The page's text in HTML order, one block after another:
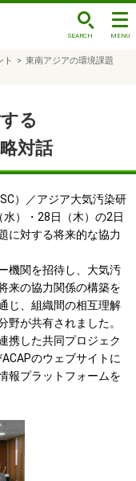
ト > 東南アジアの環境課題
る
対話
）／アジア大気汚染研
）・28日（木）の2日
に対する将来的な協力
機関を招待し、大気汚
来の協力関係の構築を
じ、組織間の相互理解
野が共有されました。
携した共同プロジェク
のウェブサイトに
報プラットフォームを